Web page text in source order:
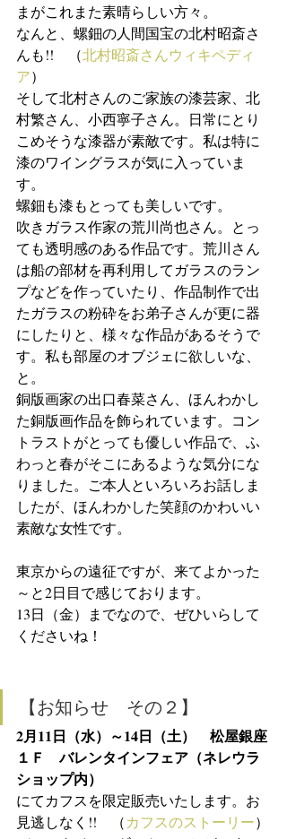
まがこれまた素晴らしい方々。
なんと、螺鈿の人間国宝の北村昭斎さ
んも!!　（北村昭斎さんウィキペディ
ア）
そして北村さんのご家族の漆芸家、北
村繁さん、小西寧子さん。日常にとり
こめそうな漆器が素敵です。私は特に
漆のワイングラスが気に入っていま
す。
螺鈿も漆もとっても美しいです。
吹きガラス作家の荒川尚也さん。とっ
ても透明感のある作品です。荒川さん
は船の部材を再利用してガラスのラン
プなどを作っていたり、作品制作で出
たガラスの粉砕をお弟子さんが更に器
にしたりと、様々な作品があるそうで
す。私も部屋のオブジェに欲しいな、
と。
銅版画家の出口春菜さん、ほんわかし
た銅版画作品を飾られています。コン
トラストがとっても優しい作品で、ふ
わっと春がそこにあるような気分にな
りました。ご本人といろいろお話しま
したが、ほんわかした笑顔のかわいい
素敵な女性です。
東京からの遠征ですが、来てよかった
～と2日目で感じております。
13日（金）までなので、ぜひいらして
くださいね！
【お知らせ　その２】
2月11日（水）～14日（土）　松屋銀座
１Ｆ　バレンタインフェア（ネレウラ
ショップ内）
にてカフスを限定販売いたします。お
見逃しなく!!　（カフスのストーリー）